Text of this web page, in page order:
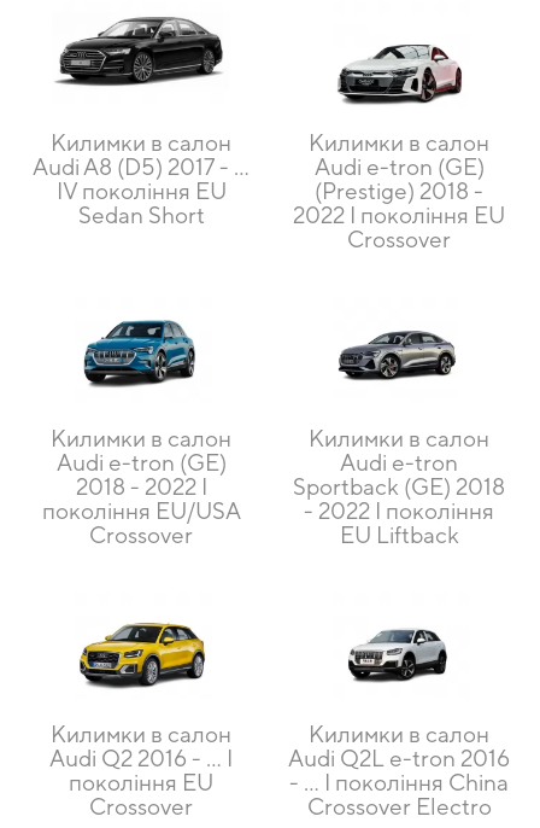
Килимки в салон
Audi A8 (D5) 2017 - …
IV покоління EU
Sedan Short
Килимки в салон
Audi e-tron (GE)
(Prestige) 2018 -
2022 I покоління EU
Crossover
Килимки в салон
Audi e-tron (GE)
2018 - 2022 I
покоління EU/USA
Crossover
Килимки в салон
Audi e-tron
Sportback (GE) 2018
- 2022 I покоління
EU Liftback
Килимки в салон
Audi Q2 2016 - … I
покоління EU
Crossover
Килимки в салон
Audi Q2L e-tron 2016
- … I покоління China
Crossover Electro